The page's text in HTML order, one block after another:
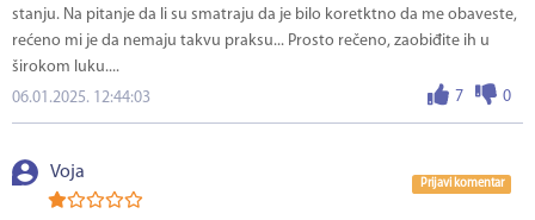
stanju. Na pitanje da li su smatraju da je bilo koretktno da me obaveste,
rećeno mi je da nemaju takvu praksu... Prosto rečeno, zaobiđite ih u
širokom luku....
7
0
06.01.2025. 12:44:03
Voja
Prijavi komentar